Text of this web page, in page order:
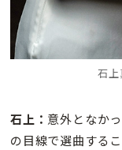
石
石上： 意外となか
の目線で選曲する